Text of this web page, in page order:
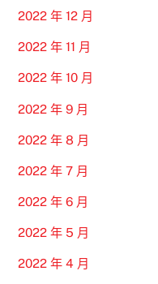
2022 年 12 月
2022 年 11 月
2022 年 10 月
2022 年 9 月
2022 年 8 月
2022 年 7 月
2022 年 6 月
2022 年 5 月
2022 年 4 月